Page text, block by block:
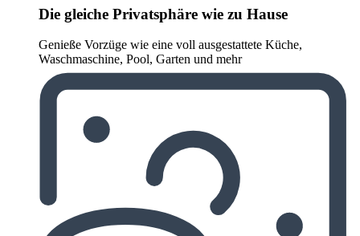
Die gleiche Privatsphäre wie zu Hause
Genieße Vorzüge wie eine voll ausgestattete Küche,
Waschmaschine, Pool, Garten und mehr